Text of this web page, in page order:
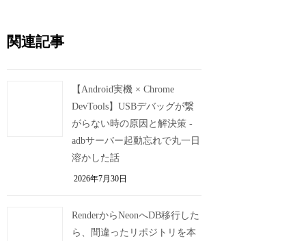
関連記事
【Android実機 × Chrome
DevTools】USBデバッグが繋
がらない時の原因と解決策 -
adbサーバー起動忘れで丸一日
溶かした話
2026年7月30日
RenderからNeonへDB移行した
ら、間違ったリポジトリを本